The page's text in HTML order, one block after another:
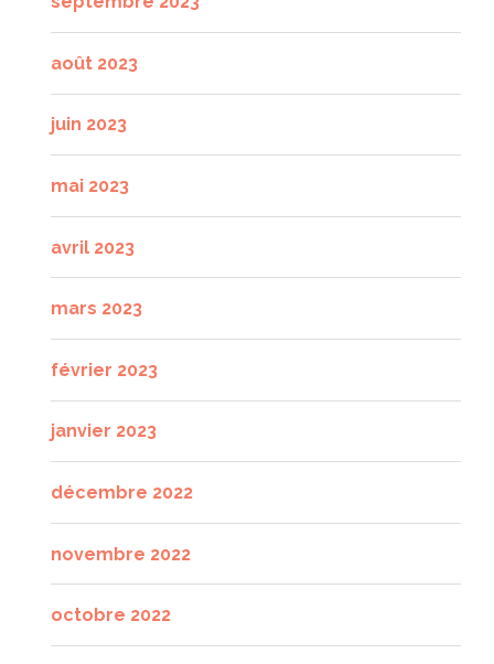
août 2023
juin 2023
mai 2023
avril 2023
mars 2023
février 2023
janvier 2023
décembre 2022
novembre 2022
octobre 2022